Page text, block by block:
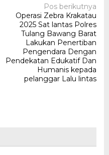
Pos berikutnya
Operasi Zebra Krakatau
2025 Sat lantas Polres
Tulang Bawang Barat
Lakukan Penertiban
Pengendara Dengan
Pendekatan Edukatif Dan
Humanis kepada
pelanggar Lalu lintas